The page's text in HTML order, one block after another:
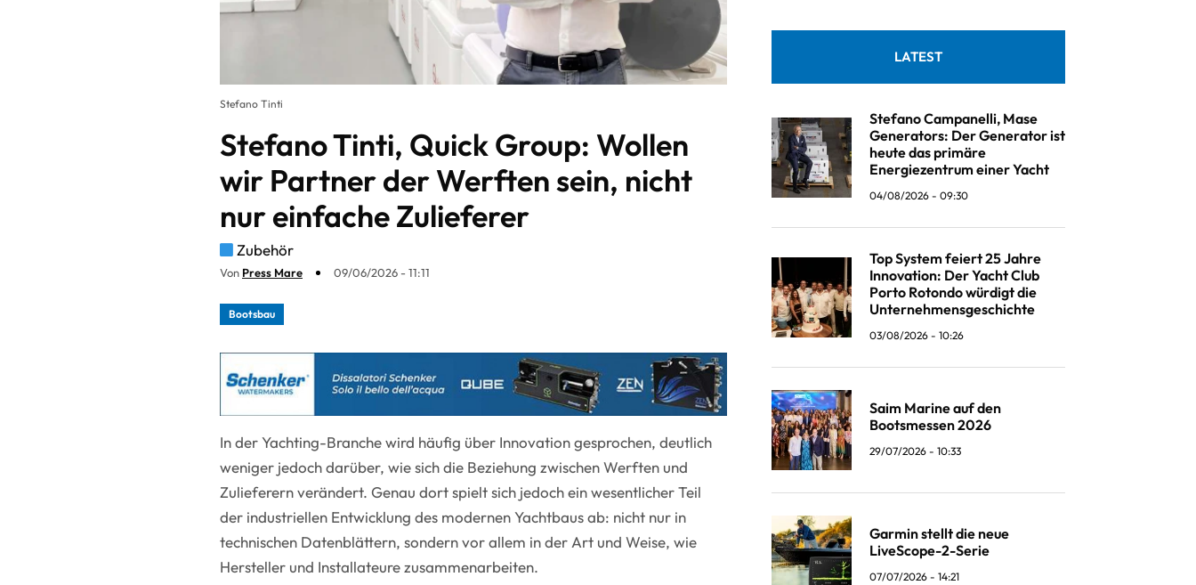
Stefano Tinti
Stefano Tinti, Quick Group: Wollen
wir Partner der Werften sein, nicht
nur einfache Zulieferer
Zubehör
Von Press Mare 09/06/2026 - 11:11
Bootsbau
In der Yachting-Branche wird häufig über Innovation gesprochen, deutlich
weniger jedoch darüber, wie sich die Beziehung zwischen Werften und
Zulieferern verändert. Genau dort spielt sich jedoch ein wesentlicher Teil
der industriellen Entwicklung des modernen Yachtbaus ab: nicht nur in
technischen Datenblättern, sondern vor allem in der Art und Weise, wie
Hersteller und Installateure zusammenarbeiten.
LATEST
Stefano Campanelli, Mase
Generators: Der Generator ist
heute das primäre
Energiezentrum einer Yacht
04/08/2026 - 09:30
Top System feiert 25 Jahre
Innovation: Der Yacht Club
Porto Rotondo würdigt die
Unternehmensgeschichte
03/08/2026 - 10:26
Saim Marine auf den
Bootsmessen 2026
29/07/2026 - 10:33
Garmin stellt die neue
LiveScope-2-Serie
07/07/2026 - 14:21